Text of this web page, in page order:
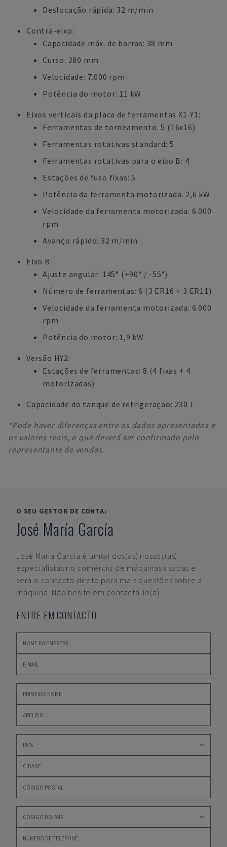
Deslocação rápida: 32 m/min
Contra-eixo:
Capacidade máx. de barras: 38 mm
Curso: 280 mm
Velocidade: 7.000 rpm
Potência do motor: 11 kW
Eixos verticais da placa de ferramentas X1-Y1:
Ferramentas de torneamento: 5 (16x16)
Ferramentas rotativas standard: 5
Ferramentas rotativas para o eixo B: 4
Estações de fuso fixas: 5
Potência da ferramenta motorizada: 2,6 kW
Velocidade da ferramenta motorizada: 6.000
rpm
Avanço rápido: 32 m/min
Eixo B:
Ajuste angular: 145° (+90° / -55°)
Número de ferramentas: 6 (3 ER16 + 3 ER11)
Velocidade da ferramenta motorizada: 6.000
rpm
Potência do motor: 1,9 kW
Versão HY2:
Estações de ferramentas: 8 (4 fixas + 4
motorizadas)
Capacidade do tanque de refrigeração: 230 L
*Pode haver diferenças entre os dados apresentados e
os valores reais, o que deverá ser confirmado pelo
representante de vendas.
O SEU GESTOR DE CONTA:
José María García
José María García é um(a) dos(as) nossos(as)
especialistas no comércio de máquinas usadas e
será o contacto direto para mais questões sobre a
máquina. Não hesite em contactá-lo(a).
ENTRE EM CONTACTO